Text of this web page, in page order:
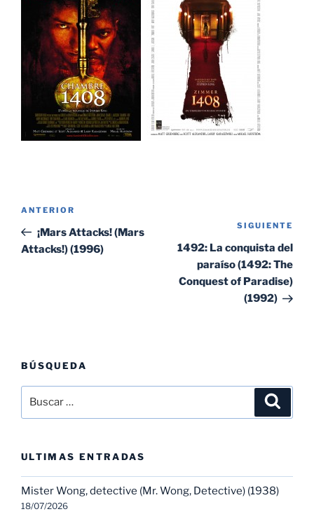
entradas
Entrada
anterior:
ANTERIOR
¡Mars Attacks! (Mars
Attacks!) (1996)
SIGUIENTE
1492: La conquista del
paraíso (1492: The
Conquest of Paradise)
(1992)
BÚSQUEDA
por:
ULTIMAS ENTRADAS
Mister Wong, detective (Mr. Wong, Detective) (1938)
18/07/2026